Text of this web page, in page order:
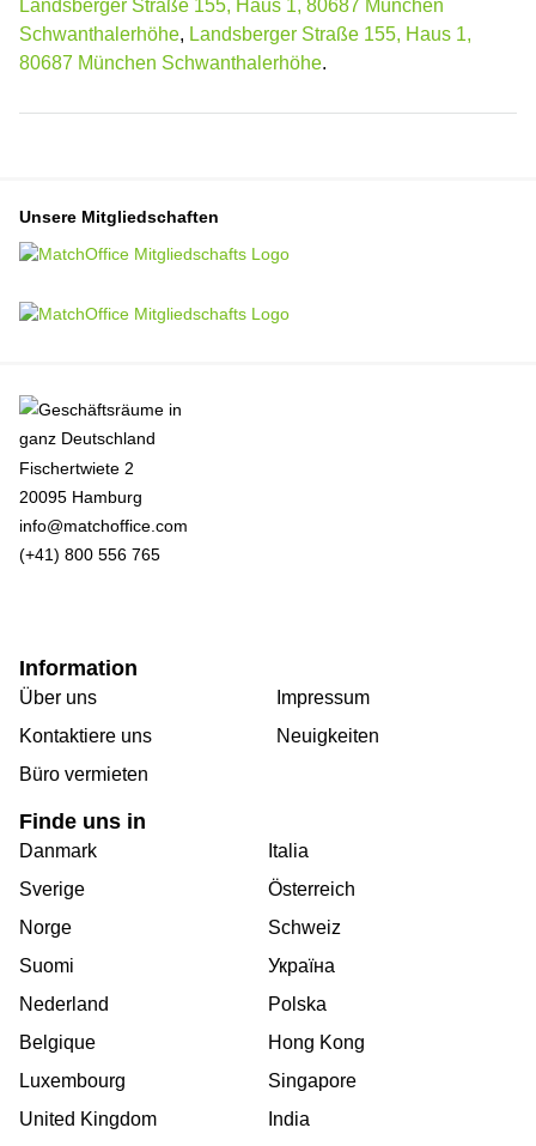
Landsberger Straße 155, Haus 1, 80687 München
Schwanthalerhöhe, Landsberger Straße 155, Haus 1,
80687 München Schwanthalerhöhe.
Unsere Mitgliedschaften
Fischertwiete 2
20095 Hamburg
info@matchoffice.com
(+41) 800 556 765
Information
Über uns
Kontaktiere uns
Büro vermieten
Impressum
Neuigkeiten
Finde uns in
Danmark
Sverige
Norge
Suomi
Nederland
Belgique
Luxembourg
United Kingdom
Italia
Österreich
Schweiz
Україна
Polska
Hong Kong
Singapore
India